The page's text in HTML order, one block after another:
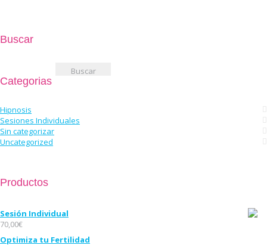
Buscar
Categorias
Hipnosis
Sesiones Individuales
Sin categorizar
Uncategorized
Productos
Sesión Individual
70,00€
Optimiza tu Fertilidad